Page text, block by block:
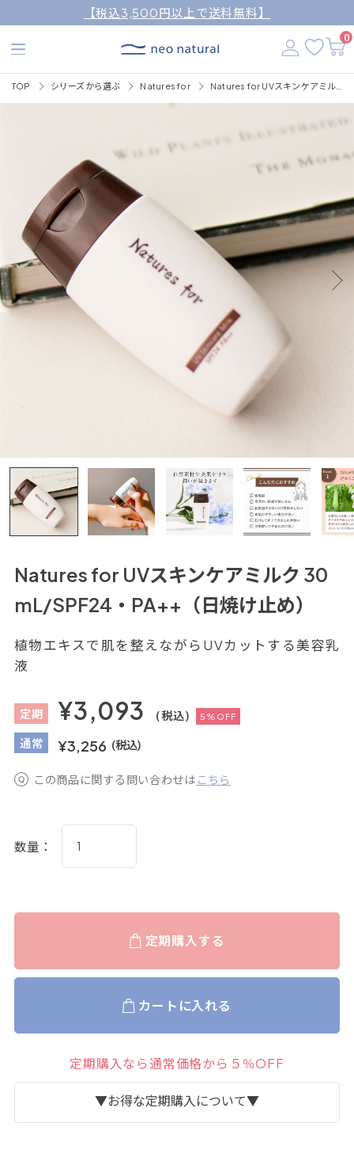
【税込3,500円以上で送料無料】
0
TOP シリーズから選ぶ Natures for
Natures for UVスキンケアミルク 30
mL/SPF24・PA++（日焼け止め）
植物エキスで肌を整えながらUVカットする美容乳
液
定期 ¥3,093 (税込) 5%OFF
通常 ¥3,256 (税込)
この商品に関する問い合わせは こちら
数量：
定期購入する
カートに入れる
定期購入なら通常価格から５％OFF
▼お得な定期購入について▼